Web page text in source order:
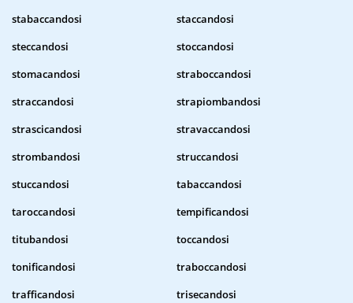
stabaccandosi
staccandosi
steccandosi
stoccandosi
stomacandosi
straboccandosi
straccandosi
strapiombandosi
strascicandosi
stravaccandosi
strombandosi
struccandosi
stuccandosi
tabaccandosi
taroccandosi
tempificandosi
titubandosi
toccandosi
tonificandosi
traboccandosi
trafficandosi
trisecandosi